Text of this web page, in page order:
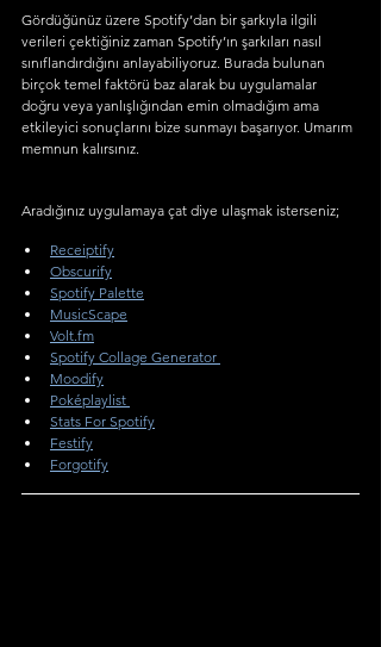
Gördüğünüz üzere Spotify’dan bir şarkıyla ilgili
verileri çektiğiniz zaman Spotify’ın şarkıları nasıl
sınıflandırdığını anlayabiliyoruz. Burada bulunan
birçok temel faktörü baz alarak bu uygulamalar
doğru veya yanlışlığından emin olmadığım ama
etkileyici sonuçlarını bize sunmayı başarıyor. Umarım
memnun kalırsınız.
Aradığınız uygulamaya çat diye ulaşmak isterseniz;
Receiptify
Obscurify
Spotify Palette
MusicScape
Volt.fm
Spotify Collage Generator
Moodify
Poképlaylist
Stats For Spotify
Festify
Forgotify